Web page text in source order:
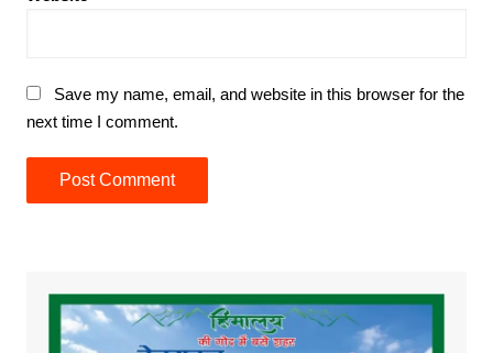
Save my name, email, and website in this browser for the
next time I comment.